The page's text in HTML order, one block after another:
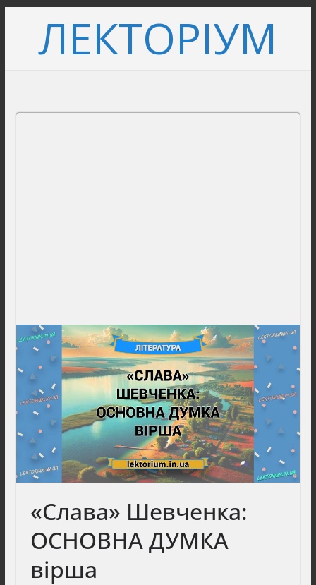
вмістуЛЕКТОРІУМ
«Слава» Шевченка:
ОСНОВНА ДУМКА
вірша